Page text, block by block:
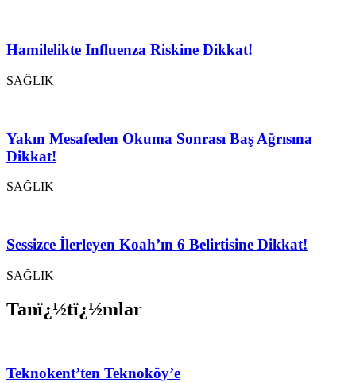
Hamilelikte Influenza Riskine Dikkat!
SAĞLIK
Yakın Mesafeden Okuma Sonrası Baş Ağrısına
Dikkat!
SAĞLIK
Sessizce İlerleyen Koah’ın 6 Belirtisine Dikkat!
SAĞLIK
Tanï¿½tï¿½mlar
Teknokent’ten Teknoköy’e